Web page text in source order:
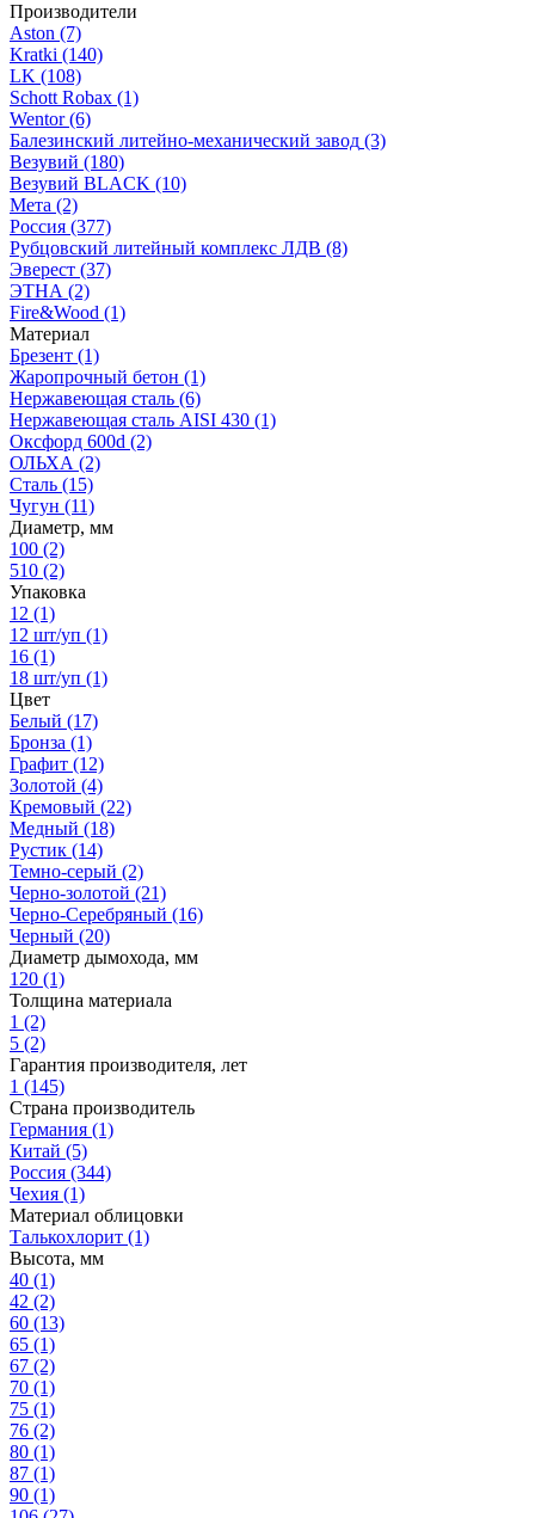
Производители
Aston (7)
Kratki (140)
LK (108)
Schott Robax (1)
Wentor(6)
Балезинский литейно-механический завод (3)
Везувий (180)
Везувий BLACK (10)
Мета (2)
Россия (377)
Рубцовский литейный комплекс ЛДВ (8)
Эверест (37)
ЭТНА (2)
Fire&Wood (1)
Материал
Брезент (1)
Жаропрочный бетон (1)
Нержавеющая сталь (6)
Нержавеющая сталь AISI 430 (1)
Оксфорд 600d (2)
ОЛЬХА (2)
Сталь (15)
Чугун (11)
Диаметр, мм
100 (2)
510 (2)
Упаковка
12 (1)
12 шт/уп (1)
16 (1)
18 шт/уп (1)
Цвет
Белый (17)
Бронза (1)
Графит (12)
Золотой (4)
Кремовый (22)
Медный (18)
Рустик (14)
Темно-серый (2)
Черно-золотой (21)
Черно-Серебряный (16)
Черный (20)
Диаметр дымохода, мм
120 (1)
Толщина материала
1 (2)
5 (2)
Гарантия производителя, лет
1 (145)
Страна производитель
Германия (1)
Китай (5)
Россия (344)
Чехия (1)
Материал облицовки
Талькохлорит (1)
Высота, мм
40 (1)
42 (2)
60 (13)
65 (1)
67 (2)
70 (1)
75 (1)
76 (2)
80 (1)
87 (1)
90 (1)